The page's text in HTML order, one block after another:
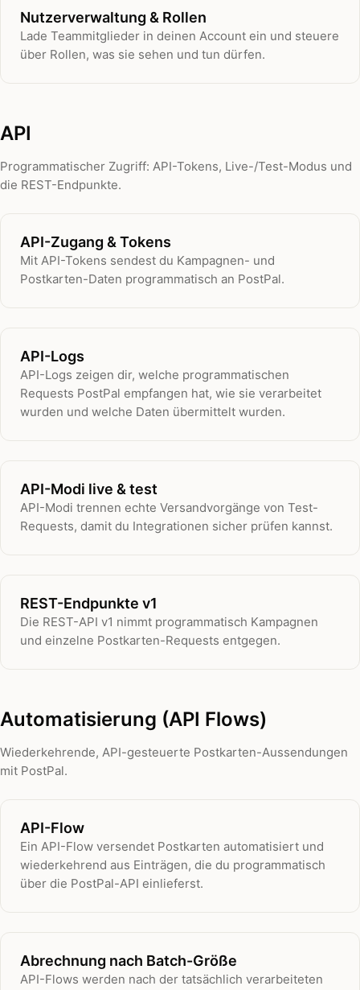
Nutzerverwaltung & Rollen
Lade Teammitglieder in deinen Account ein und steuere
über Rollen, was sie sehen und tun dürfen.
API
Programmatischer Zugriff: API-Tokens, Live-/Test-Modus und
die REST-Endpunkte.
API-Zugang & Tokens
Mit API-Tokens sendest du Kampagnen- und
Postkarten-Daten programmatisch an PostPal.
API-Logs
API-Logs zeigen dir, welche programmatischen
Requests PostPal empfangen hat, wie sie verarbeitet
wurden und welche Daten übermittelt wurden.
API-Modi live & test
API-Modi trennen echte Versandvorgänge von Test-
Requests, damit du Integrationen sicher prüfen kannst.
REST-Endpunkte v1
Die REST-API v1 nimmt programmatisch Kampagnen
und einzelne Postkarten-Requests entgegen.
Automatisierung (API Flows)
Wiederkehrende, API-gesteuerte Postkarten-Aussendungen
mit PostPal.
API-Flow
Ein API-Flow versendet Postkarten automatisiert und
wiederkehrend aus Einträgen, die du programmatisch
über die PostPal-API einlieferst.
Abrechnung nach Batch-Größe
API-Flows werden nach der tatsächlich verarbeiteten